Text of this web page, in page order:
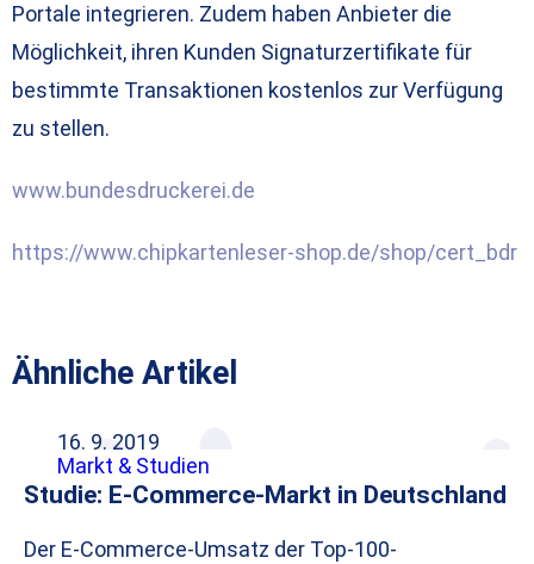
Portale integrieren. Zudem haben Anbieter die
Möglichkeit, ihren Kunden Signaturzertifikate für
bestimmte Transaktionen kostenlos zur Verfügung
zu stellen.
www.bundesdruckerei.de
https://www.chipkartenleser-shop.de/shop/cert_bdr
Ähnliche Artikel
16. 9. 2019
Markt & Studien
Studie: E-Commerce-Markt in Deutschland
Der E-Commerce-Umsatz der Top-100-